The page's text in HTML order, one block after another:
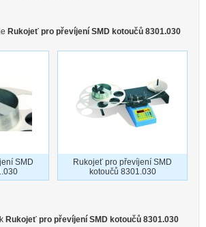
Rukojeť pro převíjení SMD kotoučů 8301.030
SMD
Rukojeť pro převíjení SMD
kotoučů 8301.030
Rukojeť pro převíjení SMD kotoučů 8301.030